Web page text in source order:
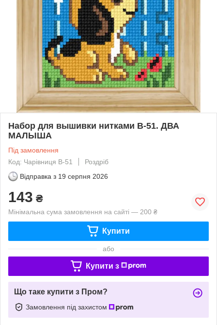
Набор для вышивки нитками B-51. ДВА
МАЛЫША
Під замовлення
Код: Чарівниця B-51
Роздріб
Відправка з 19 серпня 2026
143 ₴
Мінімальна сума замовлення на сайті — 200 ₴
Купити
або
Купити з
Що таке купити з Пром?
Замовлення під захистом